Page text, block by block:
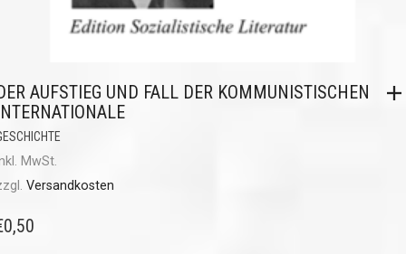
AUFSTIEG UND FALL DER KOMMUNISTISCHEN
MwSt.
Versandkosten
0,50